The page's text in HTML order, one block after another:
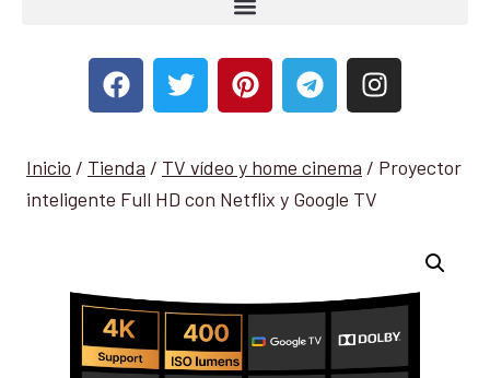
Inicio / Tienda / TV vídeo y home cinema / Proyector
inteligente Full HD con Netflix y Google TV